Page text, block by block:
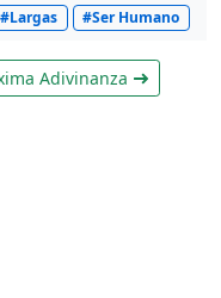
#Largas #Ser Humano
Adivinanza